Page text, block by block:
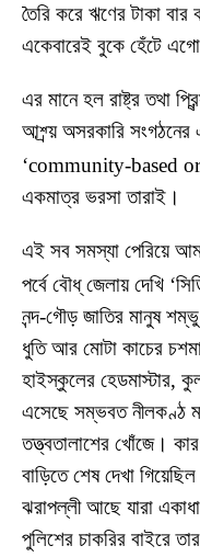
তৈরি করে ঋণের টাকা বার
একেবারেই বুকে হেঁটে
এর মানে হল রাষ্ট্র তথা
আশ্র্য় অসরকারি সংগঠনের
‘community-based
একমাত্র ভরসা তারাই।
এই সব সমস্যা পেরিয়ে
পর্বে বৌধ্ জেলায় দেখি
নন্দ-গৌড় জাতির মানুষ
ধুতি আর মোটা কাচের
হাইস্কুলের হেডমাস্টার,
এসেছে সম্ভবত নীলকণ্ঠ
তত্ত্বতালাশের খোঁজে।
বাড়িতে শেষ দেখা
ঝরাপল্লী আছে যারা
পুলিশের চাকরির বাইরে